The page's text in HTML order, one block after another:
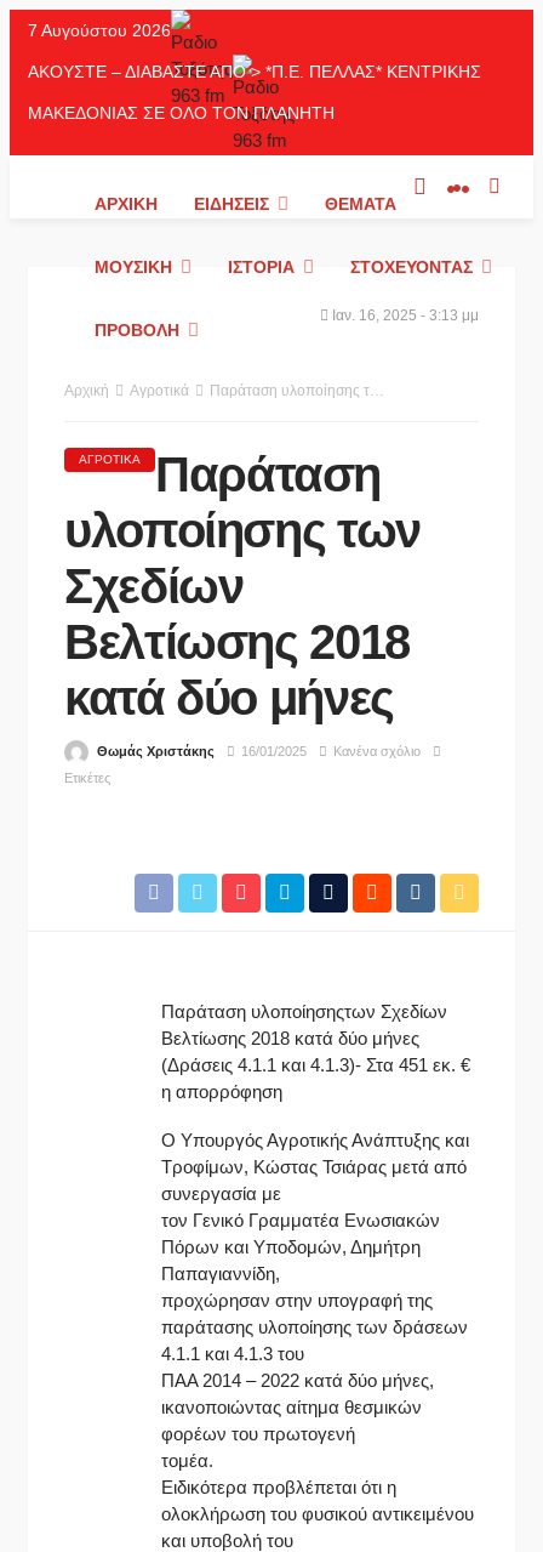
7 Αυγούστου 2026
ΑΚΟΥΣΤΕ – ΔΙΑΒΑΣΤΕ ΑΠΟ > *Π.Ε. ΠΕΛΛΑΣ* ΚΕΝΤΡΙΚΗΣ
ΜΑΚΕΔΟΝΙΑΣ ΣΕ ΟΛΟ ΤΟΝ ΠΛΑΝΗΤΗ
ΑΡΧΙΚΉ ΕΙΔΉΣΕΙΣ ΘΈΜΑΤΑ
ΜΟΥΣΙΚΉ ΙΣΤΟΡΊΑ ΣΤΟΧΕΎΟΝΤΑΣ
ΠΡΟΒΟΛΉ
Αρχική Αγροτικά Παράταση υλοποίησης των Σχεδίων Βελτίωσης 2018 κατά δύο μήνες
Ιαν. 16, 2025 - 3:13 μμ
ΑΓΡΟΤΙΚΆ
Παράταση
υλοποίησης των
Σχεδίων
Βελτίωσης 2018
κατά δύο μήνες
Θωμάς Χριστάκης 16/01/2025
Κανένα σχόλιο
Ετικέτες
Παράταση υλοποίησηςτων Σχεδίων
Βελτίωσης 2018 κατά δύο μήνες
(Δράσεις 4.1.1 και 4.1.3)- Στα 451 εκ. €
η απορρόφηση
Ο Υπουργός Αγροτικής Ανάπτυξης και
Τροφίμων, Κώστας Τσιάρας μετά από
συνεργασία με
τον Γενικό Γραμματέα Ενωσιακών
Πόρων και Υποδομών, Δημήτρη
Παπαγιαννίδη,
προχώρησαν στην υπογραφή της
παράτασης υλοποίησης των δράσεων
4.1.1 και 4.1.3 του
ΠΑΑ 2014 – 2022 κατά δύο μήνες,
ικανοποιώντας αίτημα θεσμικών
φορέων του πρωτογενή
τομέα.
Ειδικότερα προβλέπεται ότι η
ολοκλήρωση του φυσικού αντικειμένου
και υποβολή του